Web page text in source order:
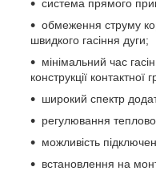
система прямого
обмеження струму
швидкого гасіння дуги;
мінімальний час
конструкції контактної
широкий спектр
регулювання
можливість
встановлення на